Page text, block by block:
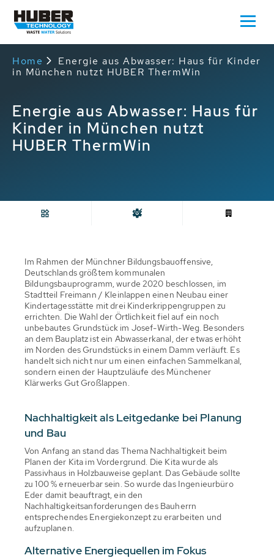
Home
Energie aus Abwasser: Haus für Kinder
in München nutzt HUBER ThermWin
Energie aus Abwasser: Haus für
Kinder in München nutzt
HUBER ThermWin
Im Rahmen der Münchner Bildungsbauoffensive,
Deutschlands größtem kommunalen
Bildungsbauprogramm, wurde 2020 beschlossen, im
Stadtteil Freimann / Kleinlappen einen Neubau einer
Kindertagesstätte mit drei Kinderkrippengruppen zu
errichten. Die Wahl der Örtlichkeit fiel auf ein noch
unbebautes Grundstück im Josef-Wirth-Weg. Besonders
an dem Bauplatz ist ein Abwasserkanal, der etwas erhöht
im Norden des Grundstücks in einem Damm verläuft. Es
handelt sich nicht nur um einen einfachen Sammelkanal,
sondern einen der Hauptzuläufe des Münchener
Klärwerks Gut Großlappen.
Nachhaltigkeit als Leitgedanke bei Planung
und Bau
Von Anfang an stand das Thema Nachhaltigkeit beim
Planen der Kita im Vordergrund. Die Kita wurde als
Passivhaus in Holzbauweise geplant. Das Gebäude sollte
zu 100 % erneuerbar sein. So wurde das Ingenieurbüro
Eder damit beauftragt, ein den
Nachhaltigkeitsanforderungen des Bauherrn
entsprechendes Energiekonzept zu erarbeiten und
aufzuplanen.
Alternative Energiequellen im Fokus